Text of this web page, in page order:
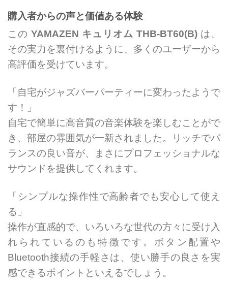
購入者からの声と価値ある体験
このYAMAZEN キュリオム THB-BT60(B)は、
その実力を裏付けるように、多くのユーザーから
高評価を受けています。
「自宅がジャズバーパーティーに変わったようで
す！」
自宅で簡単に高音質の音楽体験を楽しむことがで
き、部屋の雰囲気が一新されました。リッチでバ
ランスの良い音が、まさにプロフェッショナルな
サウンドを提供してくれます。
「シンプルな操作性で高齢者でも安心して使え
る」
操作が直感的で、いろいろな世代の方々に受け入
れられているのも特徴です。ボタン配置や
Bluetooth接続の手軽さは、使い勝手の良さを実
感できるポイントといえるでしょう。